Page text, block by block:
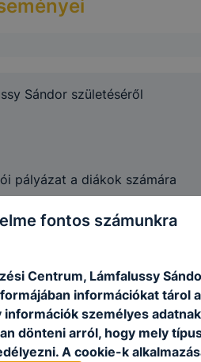
Sándor születéséről
pályázat a diákok számára
vértanúk tiszteletére (október
fontos számunkra
Centrum, Lámfalussy
információkat tárol
információk személyes
dönteni arról, hogy mely
A cookie-k